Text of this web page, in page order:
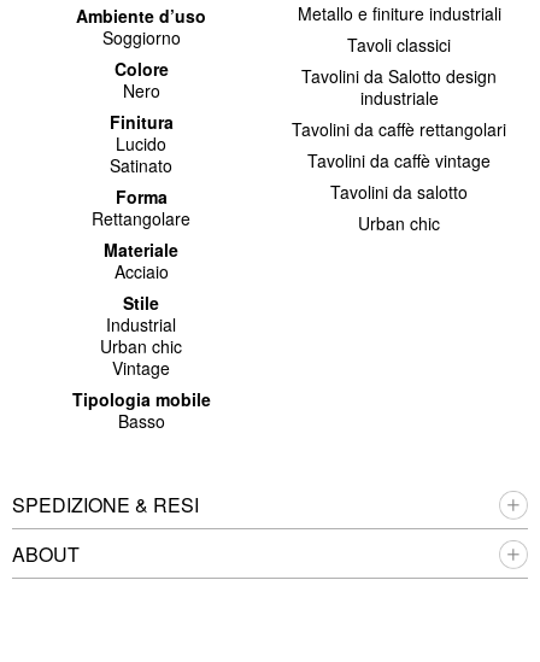
Ambiente d’uso
Soggiorno
Colore
Nero
Finitura
Lucido
Satinato
Forma
Rettangolare
Materiale
Acciaio
Stile
Industrial
Urban chic
Vintage
Tipologia mobile
Basso
Metallo e finiture industriali
Tavoli classici
Tavolini da Salotto design
industriale
Tavolini da caffè rettangolari
Tavolini da caffè vintage
Tavolini da salotto
Urban chic
SPEDIZIONE & RESI
ABOUT